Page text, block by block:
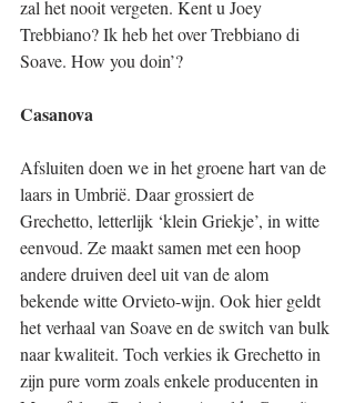
zal het nooit vergeten. Kent u Joey
Trebbiano? Ik heb het over Trebbiano di
Soave. How you doin’?
Casanova
Afsluiten doen we in het groene hart van de
laars in Umbrië. Daar grossiert de
Grechetto, letterlijk ‘klein Griekje’, in witte
eenvoud. Ze maakt samen met een hoop
andere druiven deel uit van de alom
bekende witte Orvieto-wijn. Ook hier geldt
het verhaal van Soave en de switch van bulk
naar kwaliteit. Toch verkies ik Grechetto in
zijn pure vorm zoals enkele producenten in